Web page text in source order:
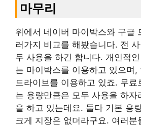
마무리
위에서 네이버 마이박스와 구글
러가지 비교를 해봤습니다. 전
두 사용을 하긴 합니다. 개인적
는 마이박스를 이용하고 있으며,
드라이브를 이용하고 있죠. 무료
는 용량만큼은 모두 사용을 하자
을 하고 있는데요. 둘다 기본 용
크게 지장은 없더라구요. 여러분